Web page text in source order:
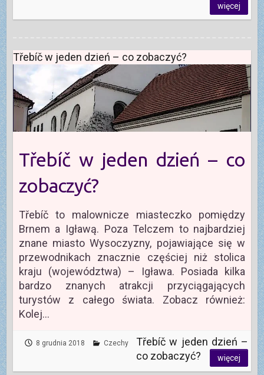
więcej
Třebíč w jeden dzień – co zobaczyć?
Třebíč w jeden dzień – co
zobaczyć?
Třebíč to malownicze miasteczko pomiędzy
Brnem a Igławą. Poza Telczem to najbardziej
znane miasto Wysoczyzny, pojawiające się w
przewodnikach znacznie częściej niż stolica
kraju (województwa) – Igława. Posiada kilka
bardzo znanych atrakcji przyciągających
turystów z całego świata. Zobacz również:
Kolej…
8 grudnia 2018 Czechy
Třebíč w jeden dzień –
co zobaczyć?
więcej